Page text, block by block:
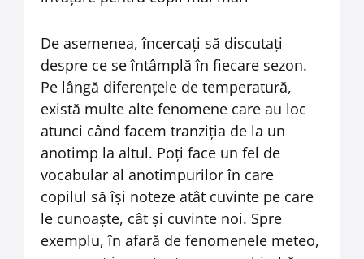
De asemenea, încercați să discutați
despre ce se întâmplă în fiecare sezon.
Pe lângă diferențele de temperatură,
există multe alte fenomene care au loc
atunci când facem tranziția de la un
anotimp la altul. Poți face un fel de
vocabular al anotimpurilor în care
copilul să își noteze atât cuvinte pe care
le cunoaște, cât și cuvinte noi. Spre
exemplu, în afară de fenomenele meteo,